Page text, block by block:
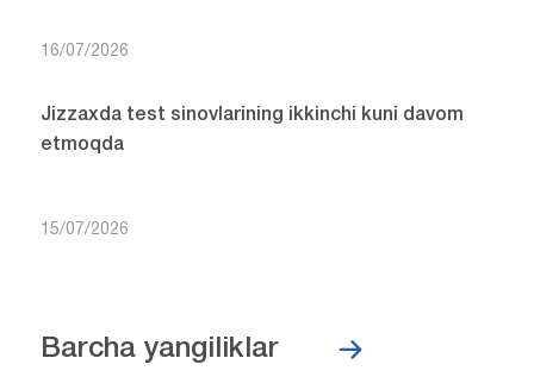
16/07/2026
Jizzaxda test sinovlarining ikkinchi kuni davom
etmoqda
15/07/2026
Barcha yangiliklar